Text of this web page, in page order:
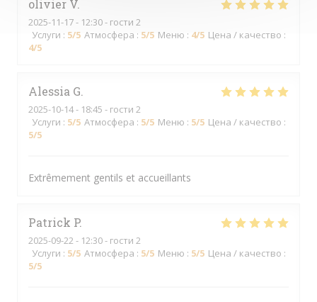
olivier V
2025-11-17- 12:30 - гости 2
Услуги : 5/5 Атмосфера : 5/5 Меню : 4/5 Цена / качество :
4/5
Alessia G
2025-10-14- 18:45 - гости 2
Услуги : 5/5 Атмосфера : 5/5 Меню : 5/5 Цена / качество :
5/5
Extrêmement gentils et accueillants
Patrick P
2025-09-22 - 12:30 - гости 2
Услуги : 5/5 Атмосфера : 5/5 Меню : 5/5 Цена / качество :
5/5